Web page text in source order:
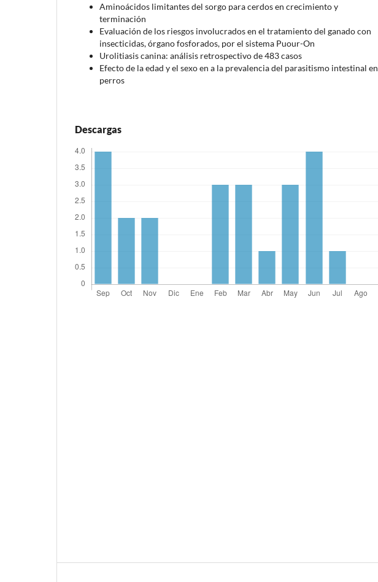
Aminoácidos limitantes del sorgo para cerdos en crecimiento y
terminación
Evaluación de los riesgos involucrados en el tratamiento del ganado con
insecticidas, órgano fosforados, por el sistema Puour-On
Urolitiasis canina: análisis retrospectivo de 483 casos
Efecto de la edad y el sexo en a la prevalencia del parasitismo intestinal en
perros
Descargas